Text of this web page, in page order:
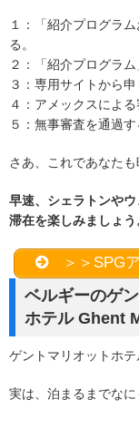
１：「紹介プログラ
る。
２：「紹介プログラ
３：専用サイトから申
４：アメックスによる
５：無事審査を通過
さあ、これであなた
早速、シェラトンや
滞在を楽しみましょう
＞＞SPG
ベルギーのゲ
ホテル Ghent
ゲントマリオットホ
実は、泊まるまでなに